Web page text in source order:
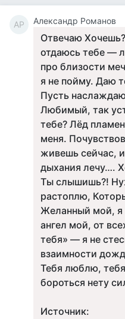
АР Александр Романов
Отвечаю
отдаюсь тебе —
про близости
я не пойму. Даю
Пусть
Любимый, так
тебе? Лёд
меня.
живешь сейчас,
дыхания лечу….
Ты слышишь?!
растоплю,
Желанный мой,
ангел мой, от
тебя» — я не
взаимности
Тебя люблю,
бороться нету
Источник: